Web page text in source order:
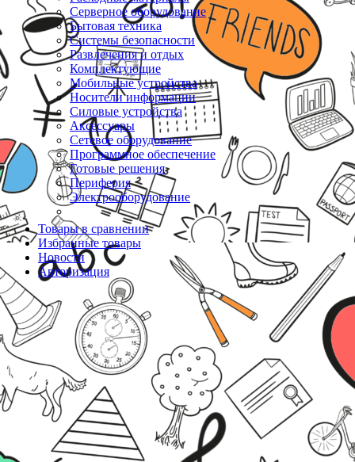
Серверное оборудование
Бытовая техника
Системы безопасности
Развлечения и отдых
Комплектующие
Мобильные устройства
Носители информации
Силовые устройства
Аксессуары
Сетевое оборудование
Программное обеспечение
Готовые решения
Периферия
Электрооборудование
Товары в сравнении
Избранные товары
Новости
Авторизация